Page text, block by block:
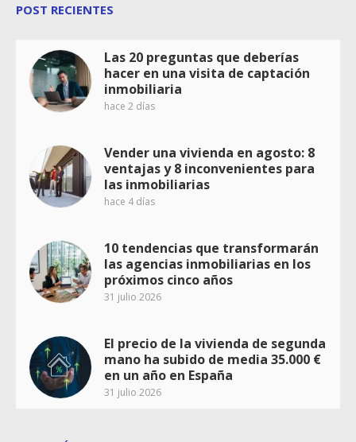
POST RECIENTES
Las 20 preguntas que deberías
hacer en una visita de captación
inmobiliaria
hace 2 días
Vender una vivienda en agosto: 8
ventajas y 8 inconvenientes para
las inmobiliarias
hace 4 días
10 tendencias que transformarán
las agencias inmobiliarias en los
próximos cinco años
31 julio 2026
El precio de la vivienda de segunda
mano ha subido de media 35.000 €
en un año en España
31 julio 2026